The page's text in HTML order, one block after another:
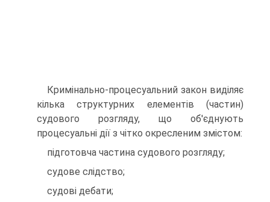
Кримінально-процесуальний закон виділяє
кілька структурних елементів (частин)
судового розгляду, що об'єднують
процесуальні дії з чітко окресленим змістом:
підготовча частина судового розгляду;
судове слідство;
судові дебати;